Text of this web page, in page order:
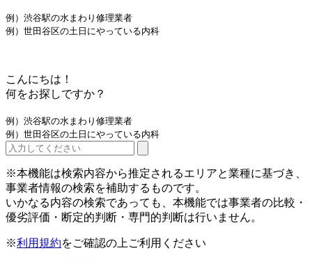
例）渋谷駅の水まわり修理業者
例）世田谷区の土日にやっている内科
こんにちは！
何をお探しですか？
例）渋谷駅の水まわり修理業者
例）世田谷区の土日にやっている内科
※本機能は検索内容から推定されるエリアと業種に基づき、
事業者情報の検索を補助するものです。
いかなる内容の検索であっても、本機能では事業者の比較・
優劣評価・断定的判断・専門的判断は行いません。
※利用規約をご確認の上ご利用ください